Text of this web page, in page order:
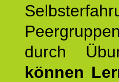
durch
können